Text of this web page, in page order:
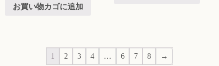
お買い物カゴに追加
1 2 3 4 … 6 7 8 →